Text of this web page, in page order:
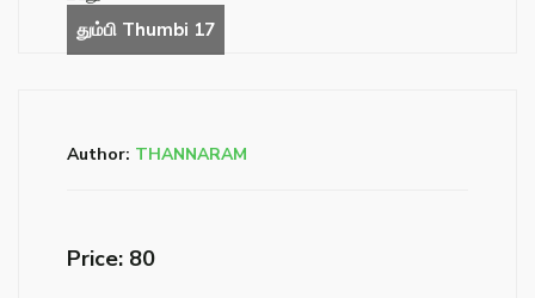
Author: THANNARAM
Price: ₹80